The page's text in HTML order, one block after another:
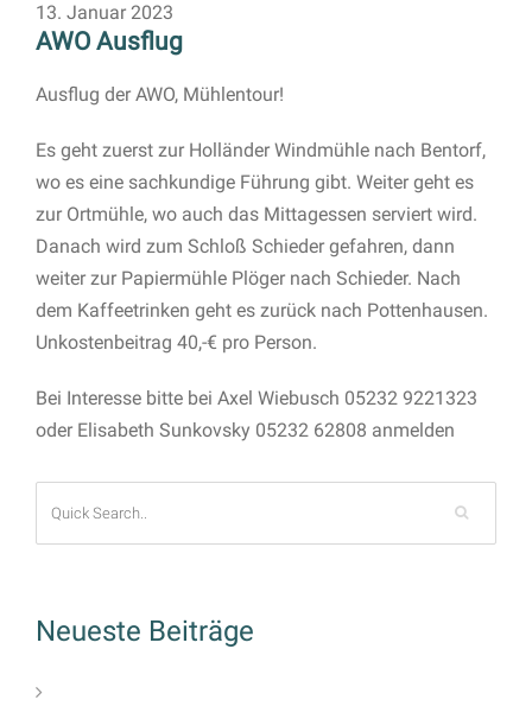
13. Januar 2023
AWO Ausflug
Ausflug der AWO, Mühlentour!
Es geht zuerst zur Holländer Windmühle nach Bentorf,
wo es eine sachkundige Führung gibt. Weiter geht es
zur Ortmühle, wo auch das Mittagessen serviert wird.
Danach wird zum Schloß Schieder gefahren, dann
weiter zur Papiermühle Plöger nach Schieder. Nach
dem Kaffeetrinken geht es zurück nach Pottenhausen.
Unkostenbeitrag 40,-€ pro Person.
Bei Interesse bitte bei Axel Wiebusch 05232 9221323
oder Elisabeth Sunkovsky 05232 62808 anmelden
Neueste Beiträge